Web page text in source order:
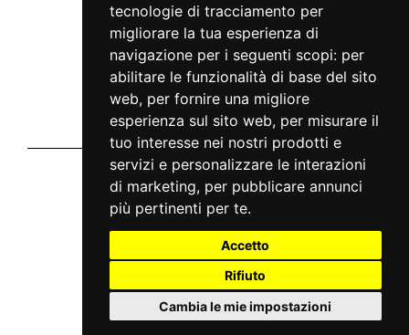
tecnologie di tracciamento per
migliorare la tua esperienza di
navigazione per i seguenti scopi: per
abilitare le funzionalità di base del sito
web, per fornire una migliore
esperienza sul sito web, per misurare il
tuo interesse nei nostri prodotti e
servizi e personalizzare le interazioni
di marketing, per pubblicare annunci
più pertinenti per te.
Accetto
Rifiuto
Cambia le mie impostazioni
info@mc2live.it
Informativa sito
Notizie
Tour
Faq
Contatti
Vivaticket
chi siamo
privacy
cookie
Aiuto e Assistenza
guida al servizio
domande frequenti
modalità di pagamento
assistenza